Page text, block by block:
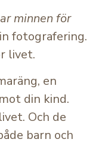
minnen för
fotografering.
livet.
en
din kind.
Och de
barn och